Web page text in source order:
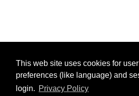
This web site uses cookies for user
preferences (like language) and
login. Privacy Policy